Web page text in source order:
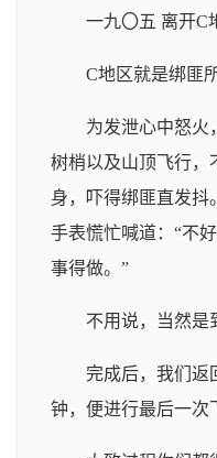
一九〇五 离开C
C地区就是绑匪
为发泄心中怒火
树梢以及山顶飞行，
身，吓得绑匪直发抖
手表慌忙喊道：“不
事得做。”
不用说，当然是
完成后，我们返
钟，便进行最后一次